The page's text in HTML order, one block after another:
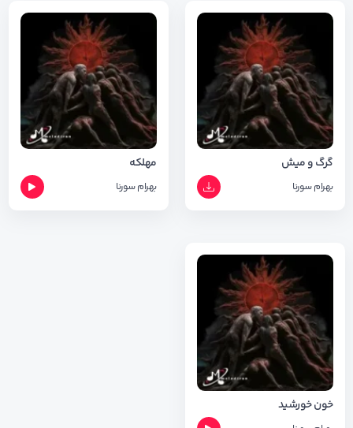
گرگ و میش
بهرامسورنا
مهلکه
بهرامسورنا
خون خورشید